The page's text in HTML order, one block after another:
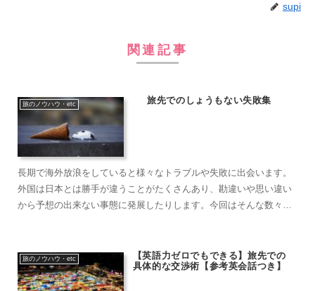
supi
関連記事
旅のノウハウ・etc 旅先でのしょうもない失敗集
長期で海外放浪をしていると様々なトラブルや失敗に出会います。
外国は日本とは勝手が違うことがたくさんあり、勘違いや思い違い
から予想の出来ない事態に発展したりします。今回はそんな数々の
失敗集です。……
旅のノウハウ・etc
【英語力ゼロでもできる】旅先での
具体的な交渉術【参考英会話つき】